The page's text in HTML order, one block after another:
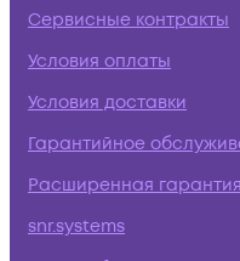
Сервисные контракты
Условия оплаты
Условия доставки
Гарантийное
Расширенная гарантия
snr.systems